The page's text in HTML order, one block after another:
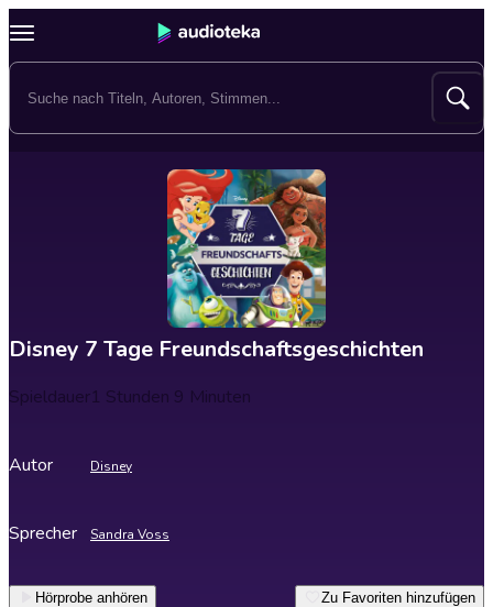
Disney 7 Tage Freundschaftsgeschichten
Spieldauer1 Stunden 9 Minuten
Autor Disney
Sprecher Sandra Voss
Hörprobe anhören Zu Favoriten hinzufügen